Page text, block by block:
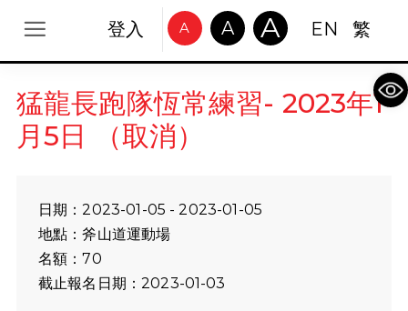
登入 A A A EN 繁
猛龍長跑隊恆常練習- 2023年1
月5日 （取消）
日期：2023-01-05 - 2023-01-05
地點：斧山道運動場
名額：70
截止報名日期：2023-01-03